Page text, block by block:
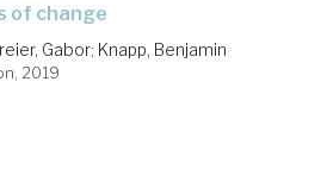
of change
Gabor; Knapp, Benjamin
2019